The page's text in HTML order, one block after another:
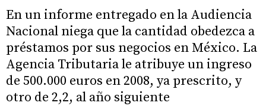
En un informe entregado en la Audiencia
Nacional niega que la cantidad obedezca a
préstamos por sus negocios en México. La
Agencia Tributaria le atribuye un ingreso
de 500.000 euros en 2008, ya prescrito, y
otro de 2,2, al año siguiente